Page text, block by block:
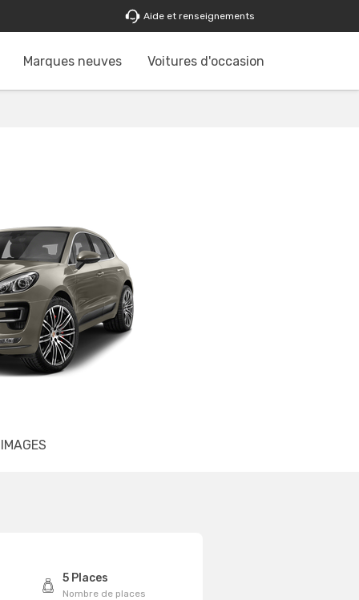
Aide et renseignements
Marques neuves Voitures d'occasion
IMAGES
5 Places
Nombre de places